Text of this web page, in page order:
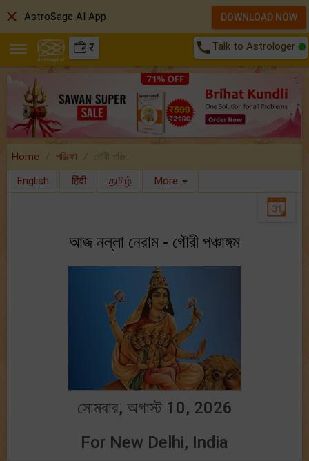
₹ call Talk to Astrologer
Home পঞ্জিকা
গৌরী পঞ্জি..
English
हिंदी தமிழ் More
আজ নল্লা নেরাম - গৌরী পঞ্চাঙ্গম
সোমবার, অগাস্ট 10, 2026
For New Delhi, India
close AstroSage AI App DOWNLOAD NOW